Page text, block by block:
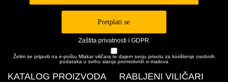
Pretplati se
Zaštita privatnosti i GDPR
Želim se prijaviti na e-poštu Mlakar viličara te dajem svoju privolu za korištenje osobnih
podataka u svrhu slanja promotivnih e-mailova
KATALOG PROIZVODA RABLJENI VILIČARI